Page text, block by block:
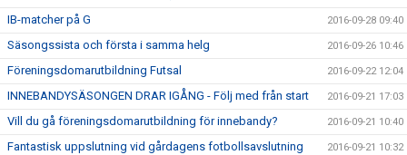
IB-matcher på G 2016-09-28 09:40
Säsongssista och första i samma helg 2016-09-26 10:46
Föreningsdomarutbildning Futsal 2016-09-22 12:04
INNEBANDYSÄSONGEN DRAR IGÅNG - Följ med från start 2016-09-21 17:03
Vill du gå föreningsdomarutbildning för innebandy? 2016-09-21 10:40
Fantastisk uppslutning vid gårdagens fotbollsavslutning 2016-09-21 10:32